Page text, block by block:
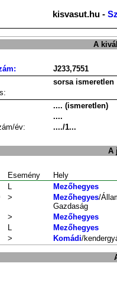
kisvasut.hu -
A
J233,7551
sorsa ismeretlen
.... (ismeretlen)
....
év:
..../1...
A
Esemény Hely
L Mezőhegyes
> Mezőhegyes/
Gazdaság
> Mezőhegyes
L Mezőhegyes
> Komádi/